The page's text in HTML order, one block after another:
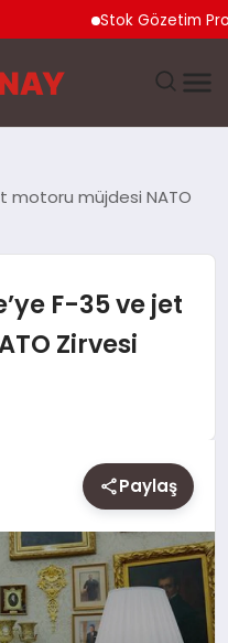
Stok Gözetim
motoru müjdesi NATO
F-35 ve jet
Zirvesi
Paylaş